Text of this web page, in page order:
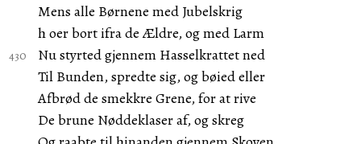
Mens alle Børnene med Jubelskrig
h oer bort ifra de Ældre, og med Larm
Nu styrted gjennem Hasselkrattet ned
Til Bunden, spredte sig, og bøied eller
Afbrød de smekkre Grene, for at rive
De brune Nøddeklaser af, og skreg